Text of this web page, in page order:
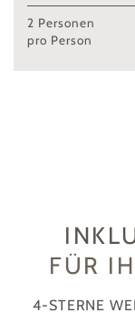
2 Personen
pro Person
FÜR
4-STERNE